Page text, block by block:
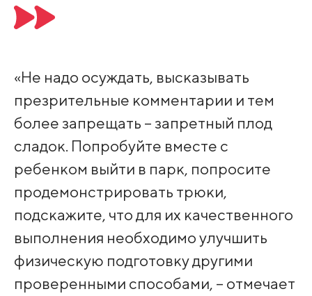
«Не надо осуждать, высказывать
презрительные комментарии и тем
более запрещать – запретный плод
сладок. Попробуйте вместе с
ребенком выйти в парк, попросите
продемонстрировать трюки,
подскажите, что для их качественного
выполнения необходимо улучшить
физическую подготовку другими
проверенными способами, – отмечает